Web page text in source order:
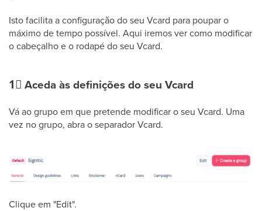
Isto facilita a configuração do seu Vcard para poupar o
máximo de tempo possível. Aqui iremos ver como modificar
o cabeçalho e o rodapé do seu Vcard.
1⃣ Aceda às definições do seu Vcard
Vá ao grupo em que pretende modificar o seu Vcard. Uma
vez no grupo, abra o separador Vcard.
Clique em "Edit".